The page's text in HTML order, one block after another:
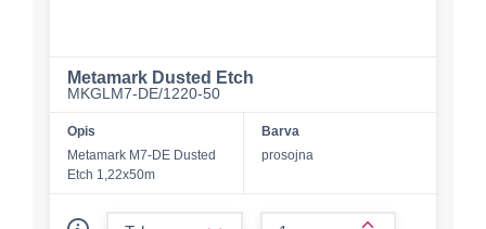
Metamark Dusted Etch
MKGLM7-DE/1220-50
Opis
Metamark M7-DE Dusted
Etch 1,22x50m
Barva
prosojna